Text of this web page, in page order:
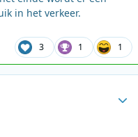
in het verkeer.
3 1 1